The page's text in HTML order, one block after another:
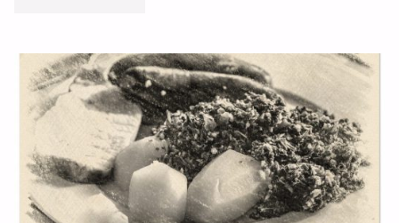
IST
DA"